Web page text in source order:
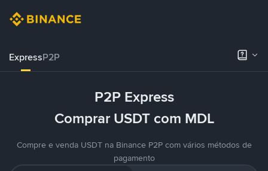
ExpressP2P
P2P Express
Comprar USDT com MDL
Compre e venda USDT na Binance P2P com vários métodos de
pagamento